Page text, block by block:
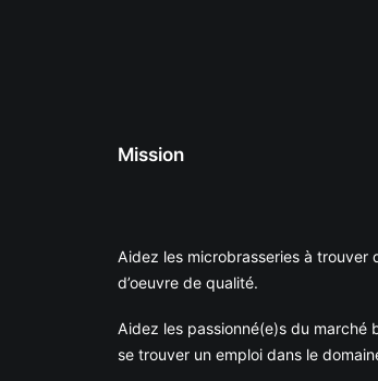
Mission
Aidez les microbrasseries à trouver
d’oeuvre de qualité.
Aidez les passionné(e)s du marché
se trouver un emploi dans le